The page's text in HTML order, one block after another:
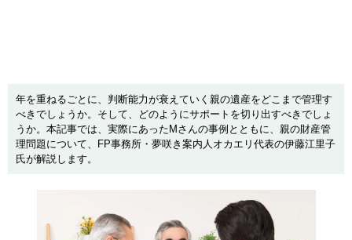
年を重ねるごとに、判断能力が衰えていく親の遺産をどこまで管理す
べきでしょうか。そして、どのようにサポートを切り出すべきでしょ
うか。本記事では、実際にあったMさんの事例とともに、親の財産管
理問題について、FP事務所・夢咲き案内人オカエリ代表の伊藤江里子
氏が解説します。